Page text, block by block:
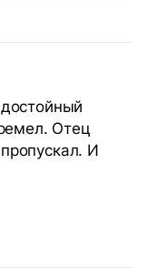
Отец
И